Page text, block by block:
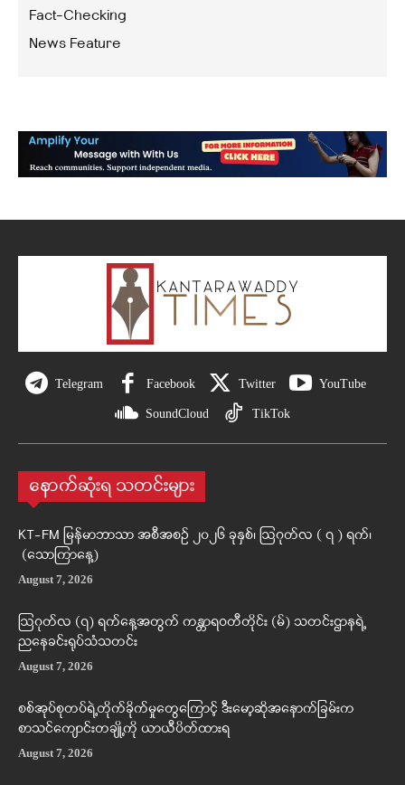
Fact-Checking
News Feature
Telegram Facebook Twitter YouTube
SoundCloud TikTok
နောက်ဆုံးရ သတင်းများ
KT-FM မြန်မာဘာသာ အစီအစဉ် ၂၀၂၆ ခုနှစ်၊ ဩဂုတ်လ ( ၇ ) ရက်၊
(သောကြာနေ့)
August 7, 2026
ဩဂုတ်လ (၇) ရက်နေ့အတွက် ကန္တာရဝတီတိုင်း (မ်) သတင်းဌာနရဲ့
ညနေခင်းရုပ်သံသတင်း
August 7, 2026
စစ်အုပ်စုတပ်ရဲ့တိုက်ခိုက်မှုတွေကြောင့် ဒီးမော့ဆိုအနောက်ခြမ်းက
စာသင်ကျောင်းတချို့ကို ယာယီပိတ်ထားရ
August 7, 2026